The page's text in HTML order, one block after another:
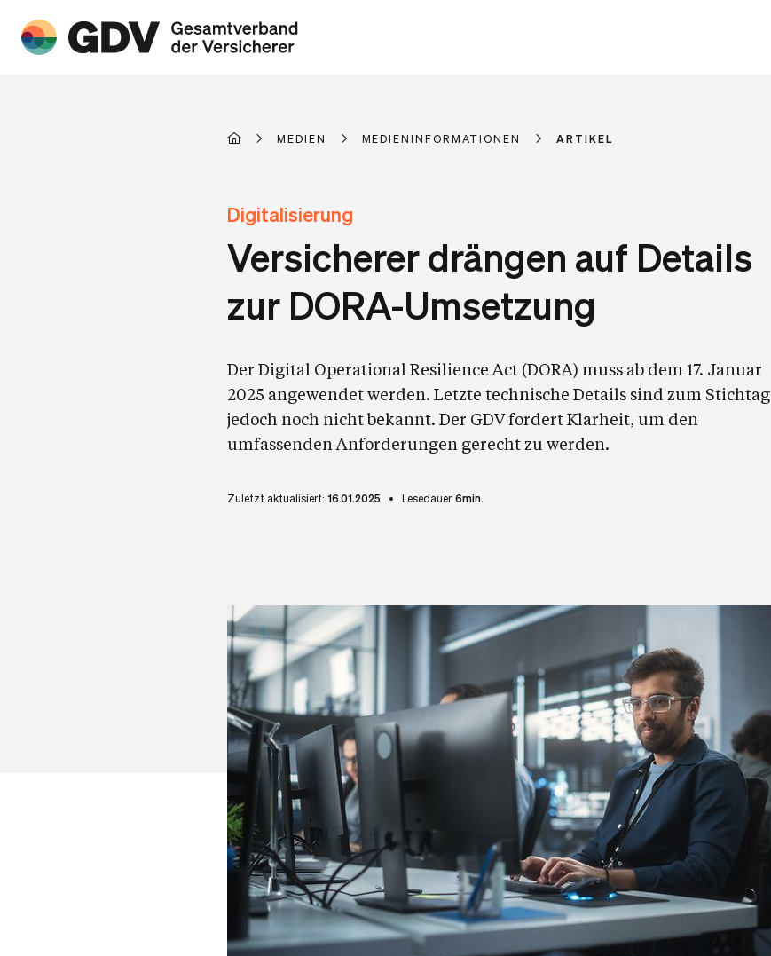
MEDIEN MEDIENINFORMATIONEN ARTIKEL
Digitalisierung
Versicherer drängen auf Details
zur DORA-Umsetzung
Der Digital Operational Resilience Act (DORA) muss ab dem 17. Januar
2025 angewendet werden. Letzte technische Details sind zum Stichtag
jedoch noch nicht bekannt. Der GDV fordert Klarheit, um den
umfassenden Anforderungen gerecht zu werden.
Zuletzt aktualisiert: 16.01.2025 Lesedauer 6min.